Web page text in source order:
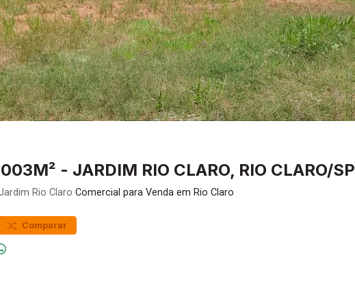
- JARDIM RIO CLARO, RIO CLARO/SP
Rio Claro Comercial para Venda em Rio Claro
Comparar